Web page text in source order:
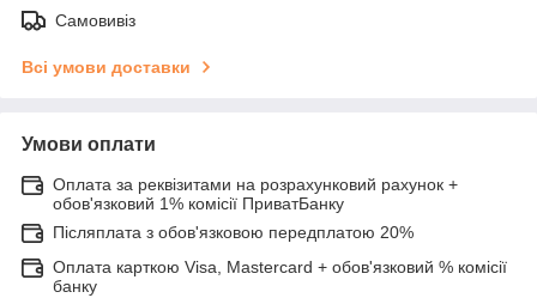
Самовивіз
Всі умови доставки
Умови оплати
Оплата за реквізитами на розрахунковий рахунок +
обов'язковий 1% комісії ПриватБанку
Післяплата з обов'язковою передплатою 20%
Оплата карткою Visa, Mastercard + обов'язковий % комісії
банку